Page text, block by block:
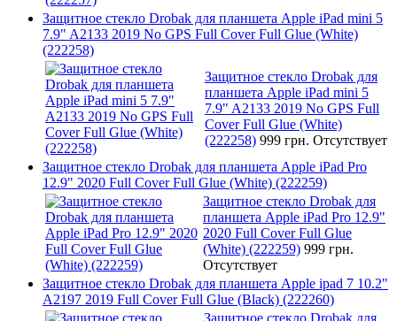
Защитное стекло Drobak для планшета Apple iPad mini 5
7.9" A2133 2019 No GPS Full Cover Full Glue (White)
(222258)
Защитное стекло Drobak для
планшета Apple iPad mini 5
7.9" A2133 2019 No GPS Full
Cover Full Glue (White)
(222258) 999 грн. Отсутствует
Защитное стекло Drobak для планшета Apple iPad Pro
12.9" 2020 Full Cover Full Glue (White) (222259)
Защитное стекло Drobak для
планшета Apple iPad Pro 12.9"
2020 Full Cover Full Glue
(White) (222259) 999 грн.
Отсутствует
Защитное стекло Drobak для планшета Apple ipad 7 10.2"
A2197 2019 Full Cover Full Glue (Black) (222260)
Защитное стекло Drobak для